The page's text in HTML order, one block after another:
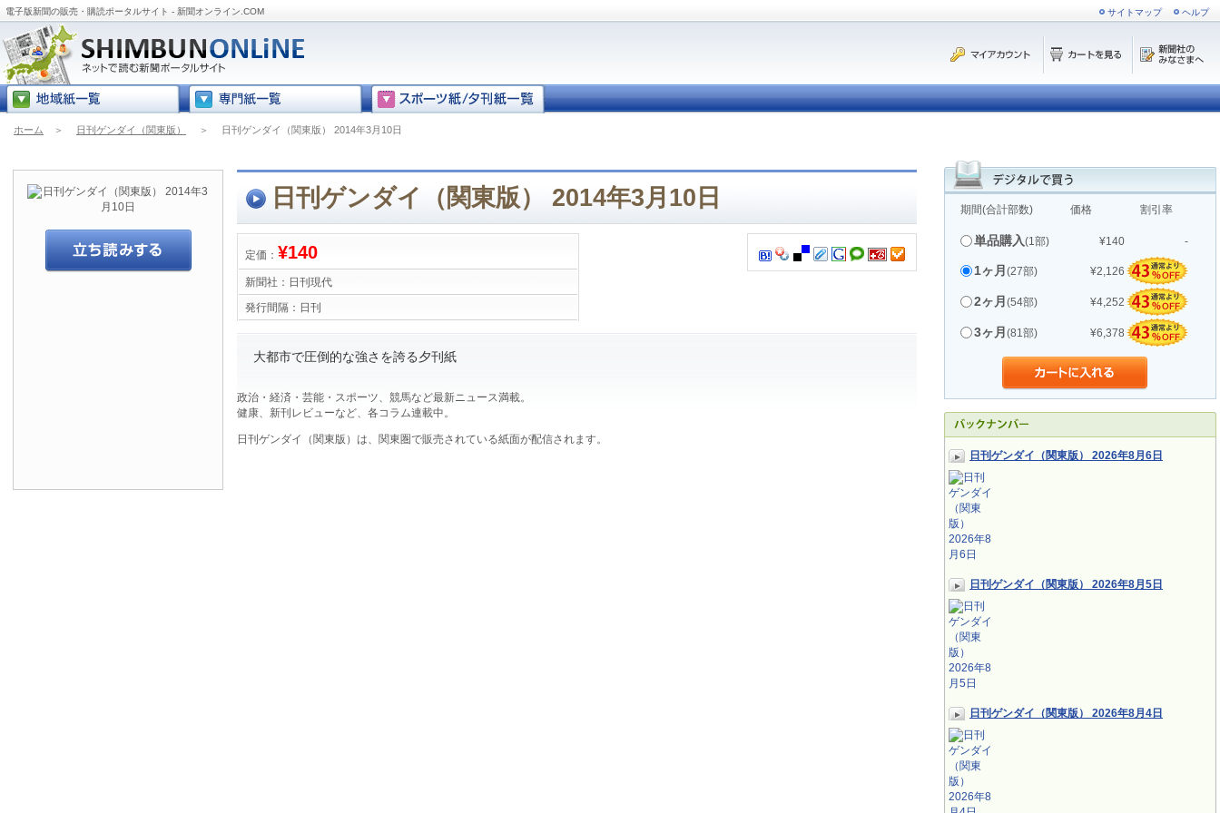
電子版新聞の販売・購読ポータルサイト - 新聞オンライン.COM サイトマップ ヘルプ
ホーム ＞ 日刊ゲンダイ（関東版） ＞ 日刊ゲンダイ（関東版） 2014年3月10日
期間(合計部数) 価格 割引率
単品購入(1部) ¥140 -
1ヶ月 (27部) ¥2,126
2ヶ月 (54部) ¥4,252
3ヶ月 (81部) ¥6,378
日刊ゲンダイ（関東版） 2026年8月6日
日刊ゲンダイ（関東版） 2026年8月5日
日刊ゲンダイ（関東版） 2026年8月4日
日刊ゲンダイ（関東版） 2014年3月10日
定価： ¥140
新聞社： 日刊現代
発行間隔： 日刊
大都市で圧倒的な強さを誇る夕刊紙
政治・経済・芸能・スポーツ、競馬など最新ニュース満載。
健康、新刊レビューなど、各コラム連載中。
日刊ゲンダイ（関東版）は、関東圏で販売されている紙面が配信されます。